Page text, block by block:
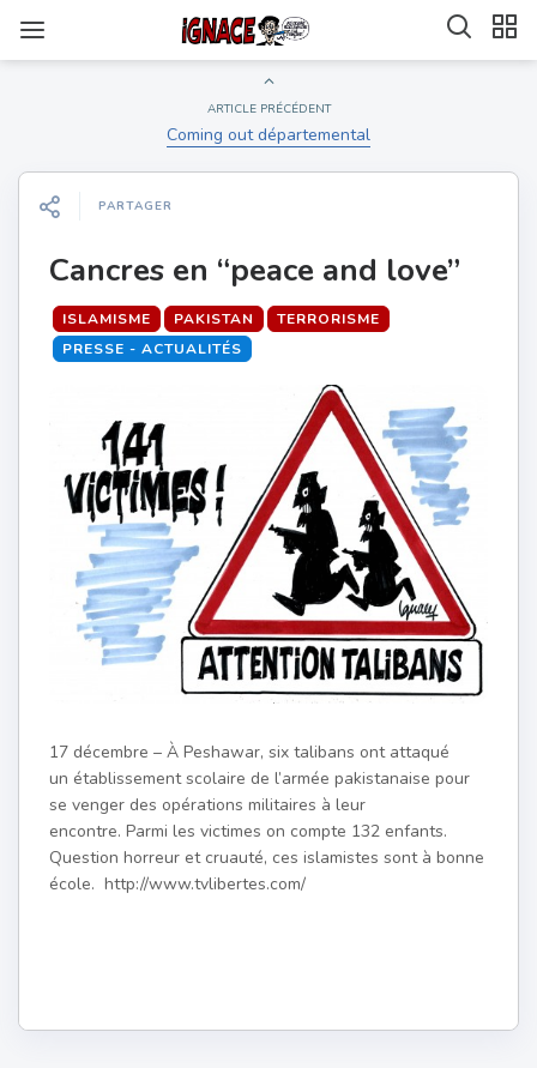
ARTICLE PRÉCÉDENT
Coming out départemental
PARTAGER
Cancres en “peace and love”
ISLAMISME PAKISTAN
TERRORISME
PRESSE - ACTUALITÉS
17 décembre – À Peshawar, six talibans ont attaqué
un établissement scolaire de l’armée pakistanaise pour
se venger des opérations militaires à leur
encontre. Parmi les victimes on compte 132 enfants.
Question horreur et cruauté, ces islamistes sont à bonne
école. http://www.tvlibertes.com/